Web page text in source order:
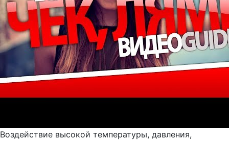
Воздействие высокой температуры, давления,